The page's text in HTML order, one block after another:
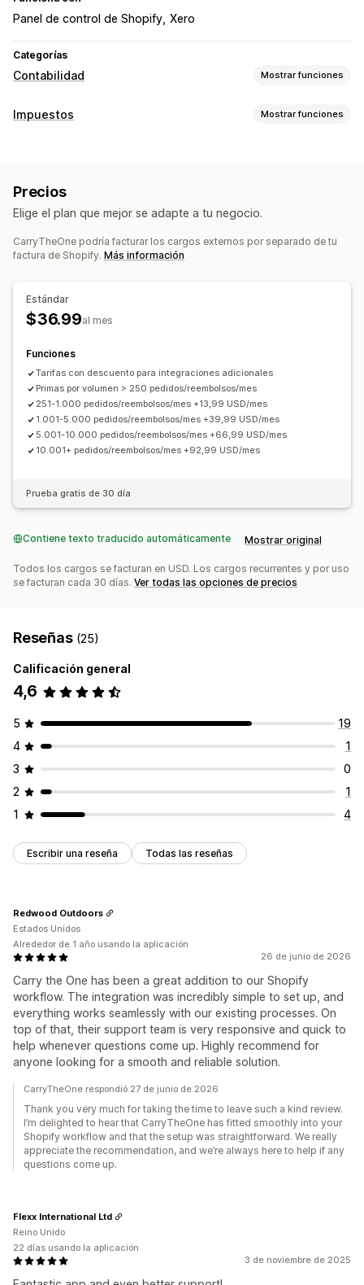
Panel de control de Shopify Xero
Categorías
Contabilidad Mostrar funciones
Informes financieros
Operaciones financieras
Facturación
Cuentas por cobrar
Términos netos
Sincronización de datos automatizada
Transacciones
Mapeo del impuesto sobre las ventas
Impuestos Mostrar funciones
Precios
Elige el plan que mejor se adapte a tu negocio.
CarryTheOne podría facturar los cargos externos por separado de tu
factura de Shopify. Más información
Estándar
$36.99al mes
Funciones
Tarifas con descuento para integraciones adicionales
Primas por volumen > 250 pedidos/reembolsos/mes
251-1.000 pedidos/reembolsos/mes +13,99 USD/mes
1.001-5.000 pedidos/reembolsos/mes +39,99 USD/mes
5.001-10.000 pedidos/reembolsos/mes +66,99 USD/mes
10.001+ pedidos/reembolsos/mes +92,99 USD/mes
Prueba gratis de 30 día
Contiene texto traducido automáticamente Mostrar original
Todos los cargos se facturan en USD. Los cargos recurrentes y por uso
se facturan cada 30 días. Ver todas las opciones de precios
Reseñas (25)
Calificación general
4,6
5
19
4
1
3
0
2
1
1
4
Escribir una reseña Todas las reseñas
26 de junio de 2026
Carry the One has been a great addition to our Shopify
workflow. The integration was incredibly simple to set up, and
everything works seamlessly with our existing processes. On
top of that, their support team is very responsive and quick to
help whenever questions come up. Highly recommend for
anyone looking for a smooth and reliable solution.
Redwood Outdoors
Estados Unidos
Alrededor de 1 año usando la aplicación
CarryTheOne respondió 27 de junio de 2026
Thank you very much for taking the time to leave such a kind review.
I’m delighted to hear that CarryTheOne has fitted smoothly into your
Shopify workflow and that the setup was straightforward. We really
appreciate the recommendation, and we’re always here to help if any
questions come up.
3 de noviembre de 2025
Flexx International Ltd
Reino Unido
22 días usando la aplicación